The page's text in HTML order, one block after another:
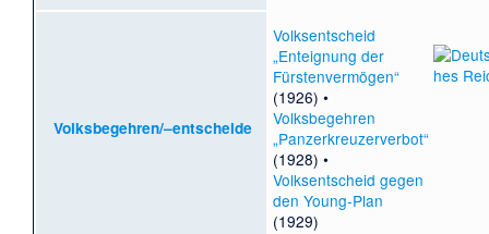
Volksbegehren/–entscheide
Volksentscheid
„Enteignung der
Fürstenvermögen“
(1926) •
Volksbegehren
„Panzerkreuzerverbot“
(1928) •
Volksentscheid gegen
den Young-Plan
(1929)